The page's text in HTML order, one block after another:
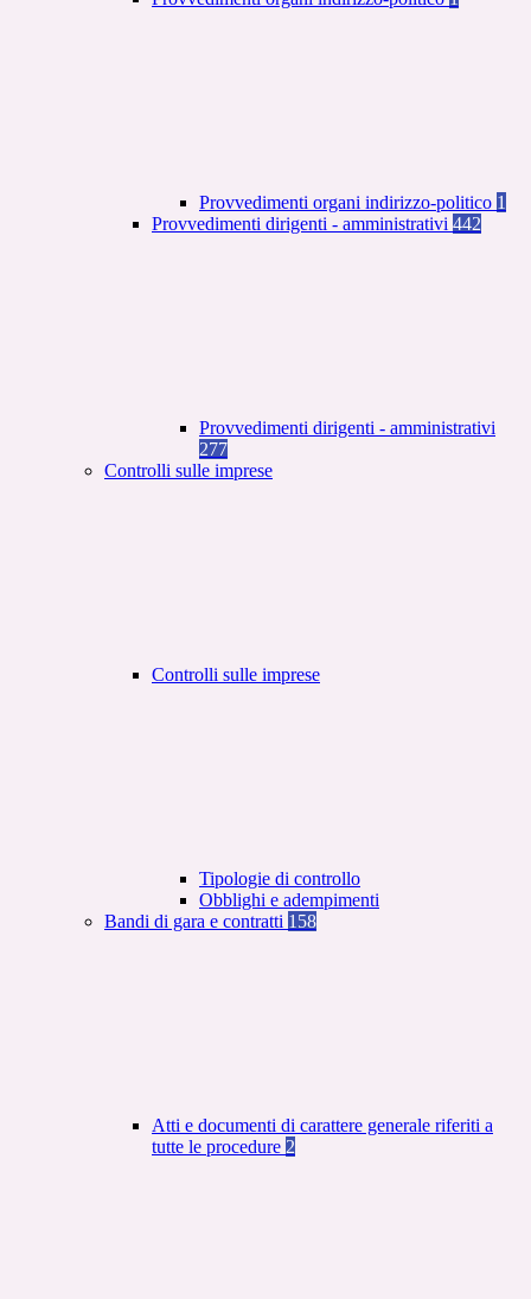
Provvedimenti organi indirizzo-politico 1
Provvedimenti dirigenti - amministrativi 442
Provvedimenti dirigenti - amministrativi
277
Controlli sulle imprese
Controlli sulle imprese
Tipologie di controllo
Obblighi e adempimenti
Bandi di gara e contratti 158
Atti e documenti di carattere generale riferiti a
tutte le procedure 2